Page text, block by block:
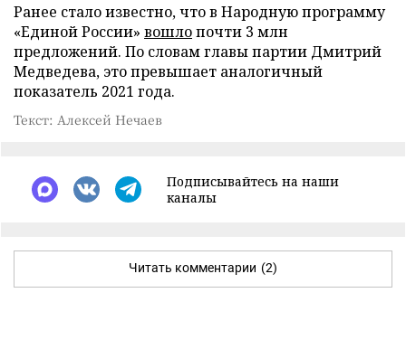
Ранее стало известно, что в Народную программу
«Единой России» вошлопочти 3 млн
предложений. По словам главы партии Дмитрий
Медведева, это превышает аналогичный
показатель 2021 года.
Текст: Алексей Нечаев
Подписывайтесь на наши
каналы
Читать комментарии (2)